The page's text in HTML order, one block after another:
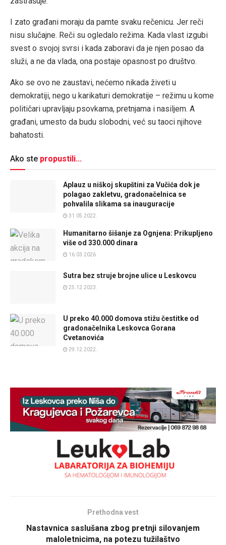
I zato građani moraju da pamte svaku rečenicu. Jer reči
nisu slučajne. Reči su ogledalo režima. Kada vlast izgubi
svest o svojoj svrsi i kada zaboravi da je njen posao da
služi, a ne da vlada, ona postaje opasnost po društvo.
Ako se ovo ne zaustavi, nećemo nikada živeti u
demokratiji, nego u karikaturi demokratije – režimu u kome
političari upravljaju psovkama, pretnjama i nasiljem. A
građani, umesto da budu slobodni, već su taoci njihove
bahatosti.
Ako ste propustili...
Aplauz u niškoj skupštini za Vučića dok je
polagao zakletvu, gradonačelnica se
pohvalila slikama sa inauguracije
31.05.2022.
Humanitarno šišanje za Ognjena: Prikupljeno
više od 330.000 dinara
16.03.2026.
Sutra bez struje brojne ulice u Leskovcu
25.12.2023.
U preko 40.000 domova stižu čestitke od
gradonačelnika Leskovca Gorana
Cvetanovića
29.12.2022.
Prethodna vest
Nastavnica saslušana zbog pretnji silovanjem
maloletnicima, na potezu tužilaštvo